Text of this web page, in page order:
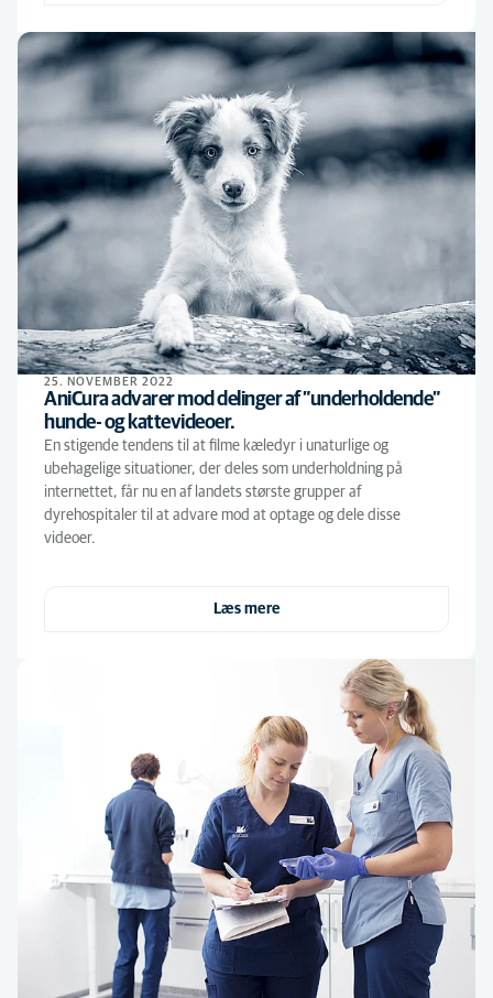
25. NOVEMBER 2022
AniCura advarer mod delinger af ”underholdende”
hunde- og kattevideoer.
En stigende tendens til at filme kæledyr i unaturlige og
ubehagelige situationer, der deles som underholdning på
internettet, får nu en af landets største grupper af
dyrehospitaler til at advare mod at optage og dele disse
videoer.
Læs mere